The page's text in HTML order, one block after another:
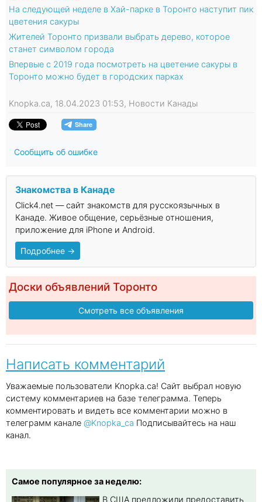
На следующей неделе в Хай-парке в Торонто наступит пик
цветения сакуры
Жителей Торонто призвали выбрать дерево, которое
станет символом города
Впервые с 2019 года посмотреть на цветение сакуры в
Торонто можно будет в городских парках
Knopka.ca, 18.04.2023 01:53, Новости Канады
Сообщить об ошибке
Знакомства в Канаде
Click4.net — сайт знакомств для русскоязычных в
Канаде. Живое общение, серьёзные отношения,
приложение для iPhone и Android.
Подробнее →
Доски объявлений Торонто
Смотреть все объявления
Написать комментарий
Уважаемые пользователи Knopka.ca! Сайт выбрал новую
систему комментариев на базе телеграмма. Теперь
комментировать и видеть все комментарии можно в
телеграмм канале @Knopka_ca Подписывайтесь на наш
канал.
Самое популярное за неделю:
В США предложили предоставить